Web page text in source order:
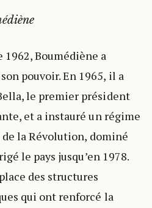
1962, Boumédiène a
pouvoir. En 1965, il a
le premier président
et a instauré un régime
la Révolution, dominé
le pays jusqu’en 1978.
des structures
qui ont renforcé la